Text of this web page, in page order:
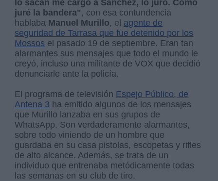
lo sacan me cargo a Sánchez, lo juro. Como
juré la bandera" , con esa contundencia
hablaba Manuel Murillo, el agente de
seguridad de Tarrasa que fue detenido por los
Mossos el pasado 19 de septiembre. Eran tan
alarmantes sus mensajes que todo el mundo le
creyó, incluso una militante de VOX que decidió
denunciarle ante la policía.
El programa de televisión Espejo Público, de
Antena 3 ha emitido algunos de los mensajes
que Murillo lanzaba en sus grupos de
WhatsApp. Son verdaderamente alarmantes,
sobre todo viniendo de un hombre que
guardaba en su casa pistolas, escopetas y rifles
de alto alcance. Además, se trata de un
individuo que entrenaba metódicamente todas
las semanas en su club de tiro.